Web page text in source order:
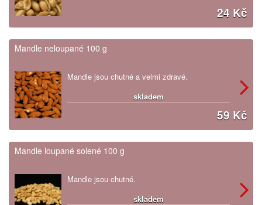
24 Kč
Mandle neloupané 100 g
Mandle jsou chutné a velmi zdravé.
skladem
59 Kč
Mandle loupané solené 100 g
Mandle jsou chutné.
skladem